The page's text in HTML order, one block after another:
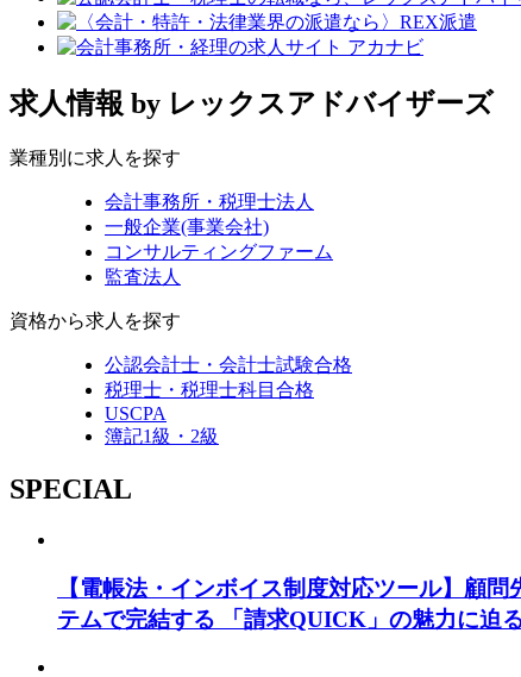
求人情報 by レックスアドバイザーズ
業種別に求人を探す
会計事務所・税理士法人
一般企業(事業会社)
コンサルティングファーム
監査法人
資格から求人を探す
公認会計士・会計士試験合格
税理士・税理士科目合格
USCPA
簿記1級・2級
SPECIAL
【電帳法・インボイス制度対応ツール】顧
テムで完結する 「請求QUICK」の魅力に迫